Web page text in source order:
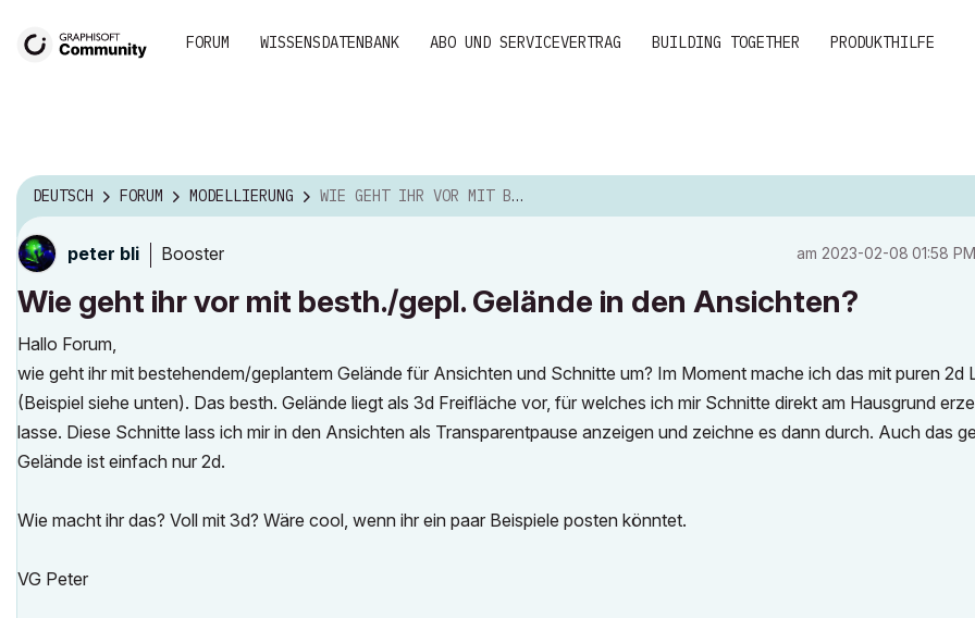
FORUM WISSENSDATENBANK ABO UND SERVICEVERTRAG BUILDING TOGETHER PRODUKTHILFE
DEUTSCH FORUM MODELLIERUNG WIE GEHT IHR VOR MIT BESTH./GEPL. GELÄNDE IN DEN A...
peter bli Booster am ‎2023-02-08 01:58 PM
Wie geht ihr vor mit besth./gepl. Gelände in den Ansichten?
Hallo Forum,
wie geht ihr mit bestehendem/geplantem Gelände für Ansichten und Schnitte um? Im Moment mache ich das mit puren 2d
(Beispiel siehe unten). Das besth. Gelände liegt als 3d Freifläche vor, für welches ich mir Schnitte direkt am Hausgrund
lasse. Diese Schnitte lass ich mir in den Ansichten als Transparentpause anzeigen und zeichne es dann durch. Auch das
Gelände ist einfach nur 2d.
Wie macht ihr das? Voll mit 3d? Wäre cool, wenn ihr ein paar Beispiele posten könntet.
VG Peter